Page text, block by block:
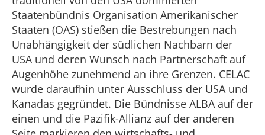
Staatenbündnis Organisation Amerikanischer
Staaten (OAS) stießen die Bestrebungen nach
Unabhängigkeit der südlichen Nachbarn der
USA und deren Wunsch nach Partnerschaft auf
Augenhöhe zunehmend an ihre Grenzen. CELAC
wurde daraufhin unter Ausschluss der USA und
Kanadas gegründet. Die Bündnisse ALBA auf der
einen und die Pazifik-Allianz auf der anderen